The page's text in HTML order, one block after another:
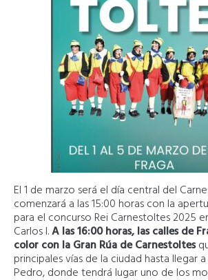
El 1 de marzo será el día central del
comenzará a las 15:00 horas con la
para el concurso Rei Carnestoltes 2025
Carlos I.A las 16:00 horas, las calles de
color con la Gran Rúa de Carnestoltes
principales vías de la ciudad hasta llegar a
Pedro, donde tendrá lugar uno de los